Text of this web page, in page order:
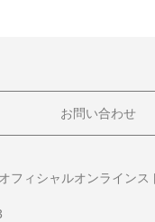
お問い合わせ
フィシャルオンラインス